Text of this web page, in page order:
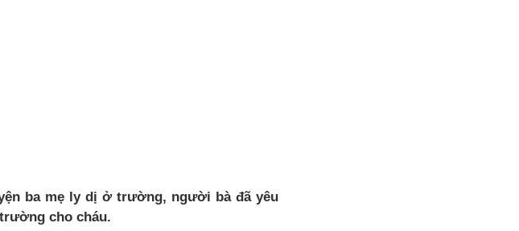
ba mẹ ly dị ở trường, người bà đã yêu
cho cháu.